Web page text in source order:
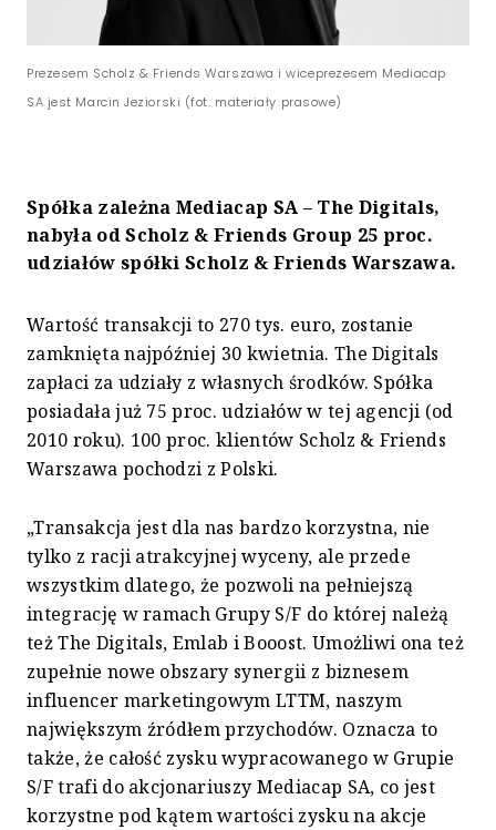
Prezesem Scholz & Friends Warszawa i wiceprezesem Mediacap
SA jest Marcin Jeziorski (fot. materiały prasowe)
Spółka zależna Mediacap SA – The Digitals,
nabyła od Scholz & Friends Group 25 proc.
udziałów spółki Scholz & Friends Warszawa.
Wartość transakcji to 270 tys. euro, zostanie
zamknięta najpóźniej 30 kwietnia. The Digitals
zapłaci za udziały z własnych środków. Spółka
posiadała już 75 proc. udziałów w tej agencji (od
2010 roku). 100 proc. klientów Scholz & Friends
Warszawa pochodzi z Polski.
„Transakcja jest dla nas bardzo korzystna, nie
tylko z racji atrakcyjnej wyceny, ale przede
wszystkim dlatego, że pozwoli na pełniejszą
integrację w ramach Grupy S/F do której należą
też The Digitals, Emlab i Booost. Umożliwi ona też
zupełnie nowe obszary synergii z biznesem
influencer marketingowym LTTM, naszym
największym źródłem przychodów. Oznacza to
także, że całość zysku wypracowanego w Grupie
S/F trafi do akcjonariuszy Mediacap SA, co jest
korzystne pod kątem wartości zysku na akcje